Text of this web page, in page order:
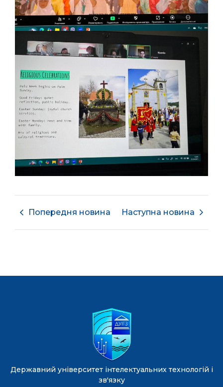
Попередня новина Наступна новина
Державний університет інтелектуальних технологій і
зв'язку